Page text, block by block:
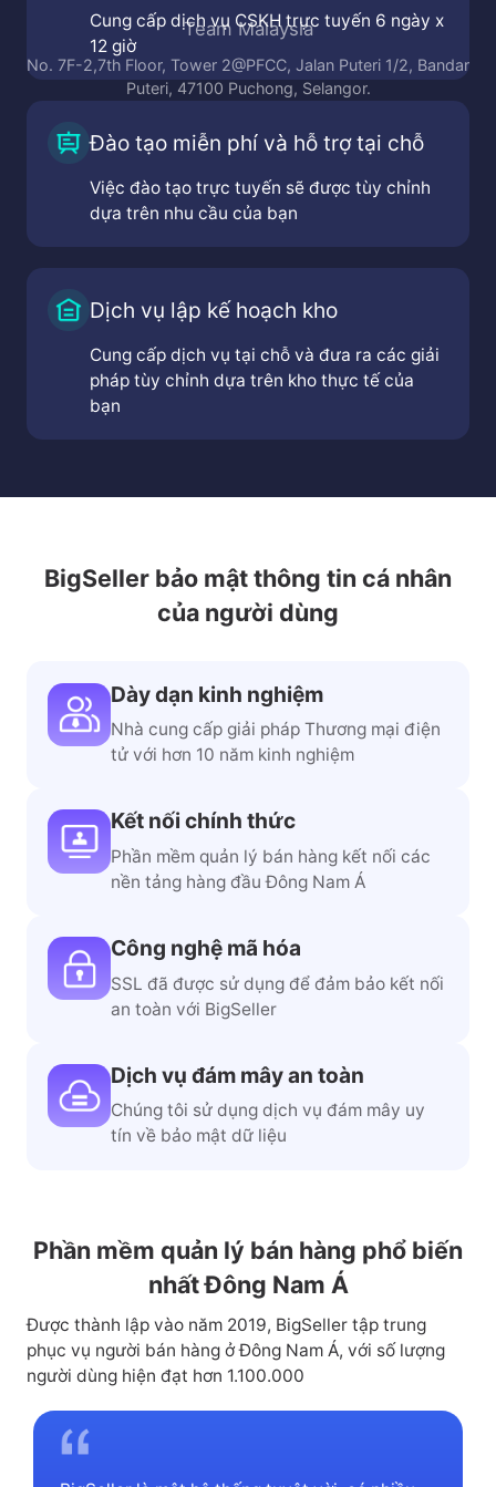
Team Thái Lan
1550 Thanapoom Tower, 14th Floor, Zone A
Road, Makasan, Ratthewi, Bangkok
Dịch vụ CSKH trực tuyến
Cung cấp dịch vụ CSKH trực tuyến 6 ngày x
12 giờ
Đào tạo miễn phí và hỗ trợ tại chỗ
Việc đào tạo trực tuyến sẽ được tùy chỉnh
dựa trên nhu cầu của bạn
Dịch vụ lập kế hoạch kho
Cung cấp dịch vụ tại chỗ và đưa ra các giải
pháp tùy chỉnh dựa trên kho thực tế của
bạn
BigSeller bảo mật thông tin cá nhân
Dày dạn kinh nghiệm
Nhà cung cấp giải pháp Thương mại điện
Kết nối chính thức
Phần mềm quản lý bán hàng kết nối các
Công nghệ mã hóa
SSL đã được sử dụng để đảm bảo kết nối
Dịch vụ đám mây an toàn
Chúng tôi sử dụng dịch vụ đám mây uy
Phần mềm quản lý bán hàng phổ biến
nhất Đông Nam Á
Được thành lập vào năm 2019, BigSeller tập trung
phục vụ người bán hàng ở Đông Nam Á, với số lượng
người dùng hiện đạt hơn 1.100.000